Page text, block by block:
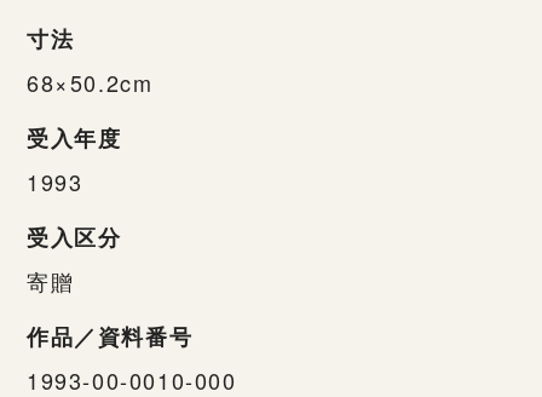
寸法
68×50.2cm
受入年度
1993
受入区分
寄贈
作品／資料番号
1993-00-0010-000